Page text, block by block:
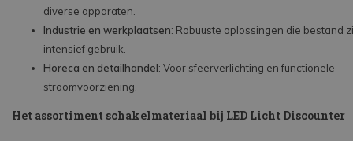
diverse apparaten.
Industrie en werkplaatsen: Robuuste oplossingen die bestand
intensief gebruik.
Horeca en detailhandel: Voor sfeerverlichting en functionele
stroomvoorziening.
Het assortiment schakelmateriaal bij LED Licht Discounter